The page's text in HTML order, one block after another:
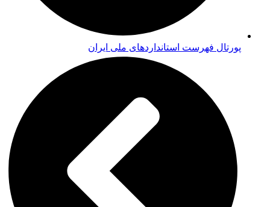
پورتال فهرست استانداردهای ملی ایران